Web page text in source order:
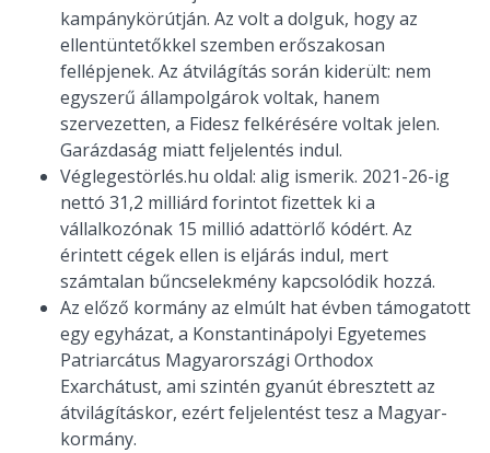
kampánykörútján. Az volt a dolguk, hogy az
ellentüntetőkkel szemben erőszakosan
fellépjenek. Az átvilágítás során kiderült: nem
egyszerű állampolgárok voltak, hanem
szervezetten, a Fidesz felkérésére voltak jelen.
Garázdaság miatt feljelentés indul.
Véglegestörlés.hu oldal: alig ismerik. 2021-26-ig
nettó 31,2 milliárd forintot fizettek ki a
vállalkozónak 15 millió adattörlő kódért. Az
érintett cégek ellen is eljárás indul, mert
számtalan bűncselekmény kapcsolódik hozzá.
Az előző kormány az elmúlt hat évben támogatott
egy egyházat, a Konstantinápolyi Egyetemes
Patriarcátus Magyarországi Orthodox
Exarchátust, ami szintén gyanút ébresztett az
átvilágításkor, ezért feljelentést tesz a Magyar-
kormány.